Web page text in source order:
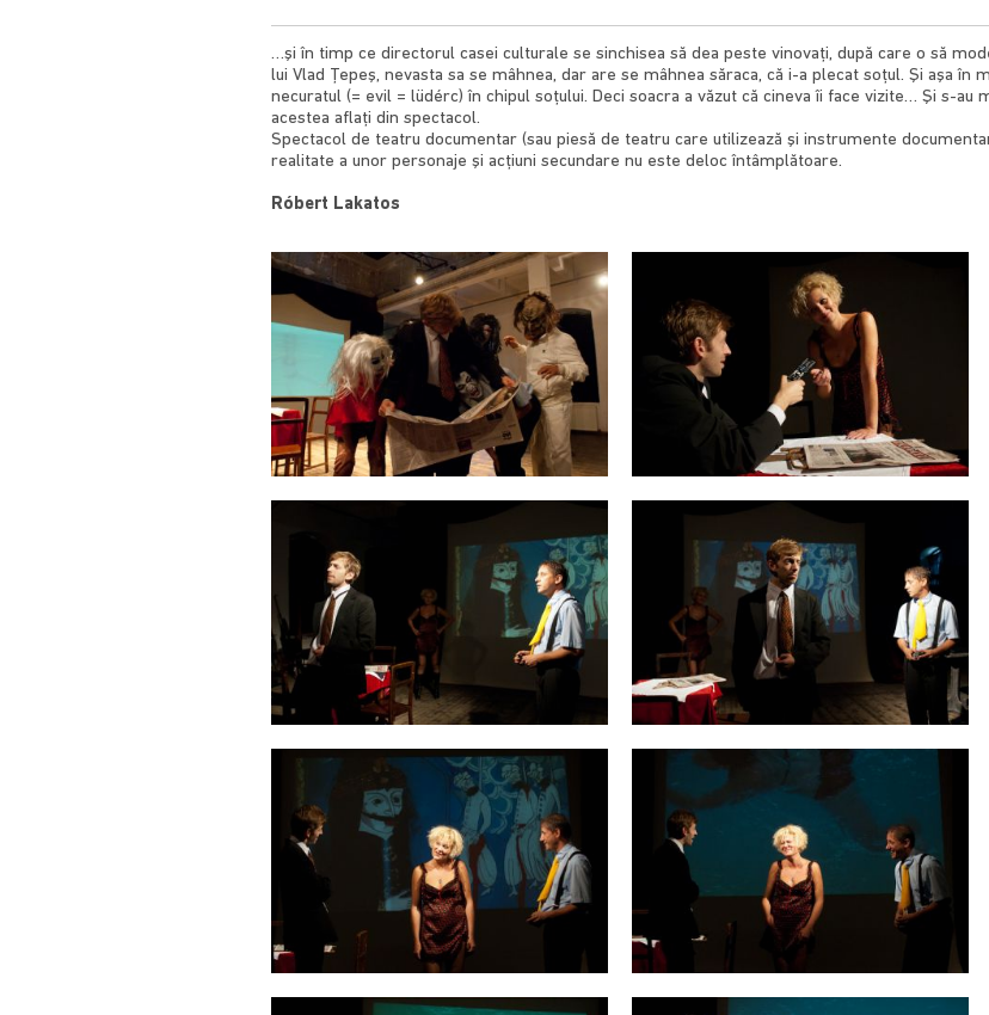
…şi în timp ce directorul casei culturale se sinchisea să dea peste vinovaţi, după care o să
lui Vlad Ţepeş, nevasta sa se mâhnea, dar are se mâhnea săraca, că i-a plecat soţul. Şi aşa în
necuratul (= evil = lüdérc) în chipul soţului. Deci soacra a văzut că cineva îi face vizite… Şi s-au
acestea aflaţi din spectacol.
Spectacol de teatru documentar (sau piesă de teatru care utilizează şi instrumente
realitate a unor personaje şi acţiuni secundare nu este deloc întâmplătoare.
Róbert Lakatos